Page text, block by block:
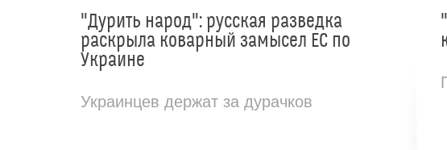
"Дурить народ": русская разведка
раскрыла коварный замысел ЕС по
Украине
Украинцев держат за дурачков